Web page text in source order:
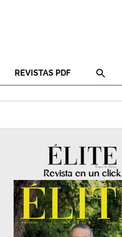
REVISTAS PDF
Revista en un click